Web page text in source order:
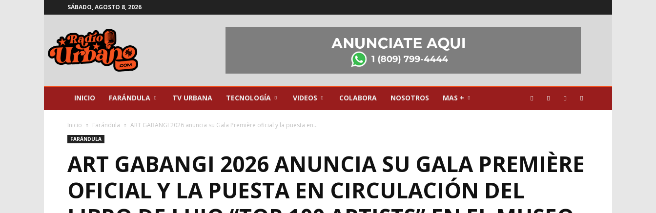
SÁBADO, AGOSTO 8, 2026
INICIO FARÁNDULA TV URBANA TECNOLOGÍA VIDEOS COLABORA NOSOTROS MAS +
Inicio Farándula ART GABANGI 2026 anuncia su Gala Première oficial y la puesta en...
FARÁNDULA
ART GABANGI 2026 ANUNCIA SU GALA PREMIÈRE
OFICIAL Y LA PUESTA EN CIRCULACIÓN DEL